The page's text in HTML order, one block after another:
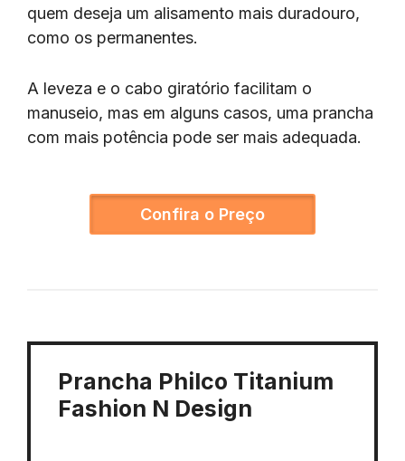
quem deseja um alisamento mais duradouro,
como os permanentes.
A leveza e o cabo giratório facilitam o
manuseio, mas em alguns casos, uma prancha
com mais potência pode ser mais adequada.
Confira o Preço
Prancha Philco Titanium
Fashion N Design